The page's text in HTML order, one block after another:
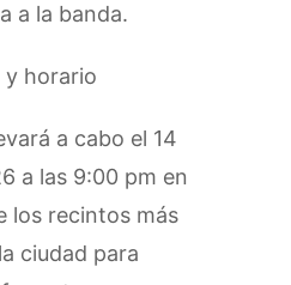
a la banda.
y horario
a cabo el 14
a las 9:00 pm en
los recintos más
ciudad para